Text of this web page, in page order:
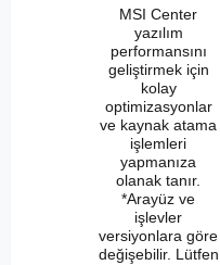
MSI Center
yazılım
performansını
geliştirmek için
kolay
optimizasyonlar
ve kaynak atama
işlemleri
yapmanıza
olanak tanır.
*Arayüz ve
işlevler
versiyonlara göre
değişebilir. Lütfen